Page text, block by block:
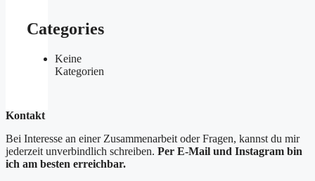
Categories
Keine
Kategorien
Kontakt
Bei Interesse an einer Zusammenarbeit oder Fragen, kannst du mir
jederzeit unverbindlich schreiben. Per E-Mail und Instagram bin
ich am besten erreichbar.